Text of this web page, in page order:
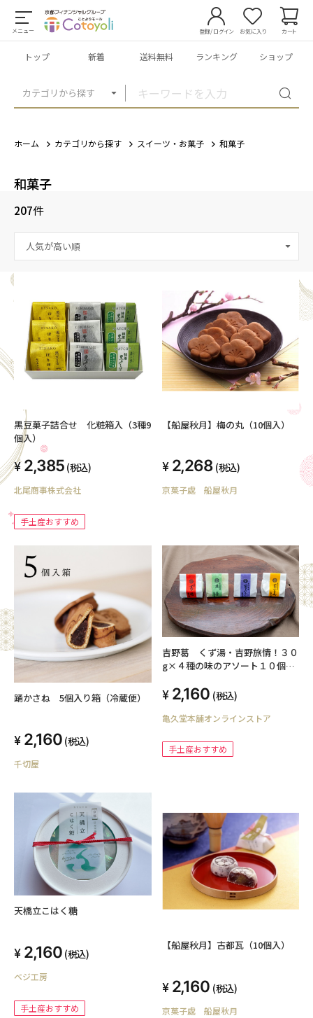
メニュー
カテゴリから探す
登録/ログイン お気に入り カート
トップ 新着 送料無料 ランキング ショップ
ホーム カテゴリから探す スイーツ・お菓子 和菓子
和菓子
207件
黒豆菓子詰合せ 化粧箱入（3種9
個入）
2,385 (税込)
北尾商事株式会社
手土産おすすめ
【船屋秋月】梅の丸（10個入）
2,268 (税込)
京菓子處 船屋秋月
踊かさね 5個入り箱（冷蔵便）
2,160 (税込)
千切屋
吉野葛 くず湯・吉野旅情！３０
g×４種の味のアソート１０個入
2,160 (税込)
亀久堂本舗オンラインストア
手土産おすすめ
天橋立こはく糖
2,160 (税込)
ベジ工房
手土産おすすめ
【船屋秋月】古都瓦（10個入）
2,160 (税込)
京菓子處 船屋秋月